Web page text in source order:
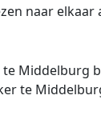
naar elkaar
Middelburg
te